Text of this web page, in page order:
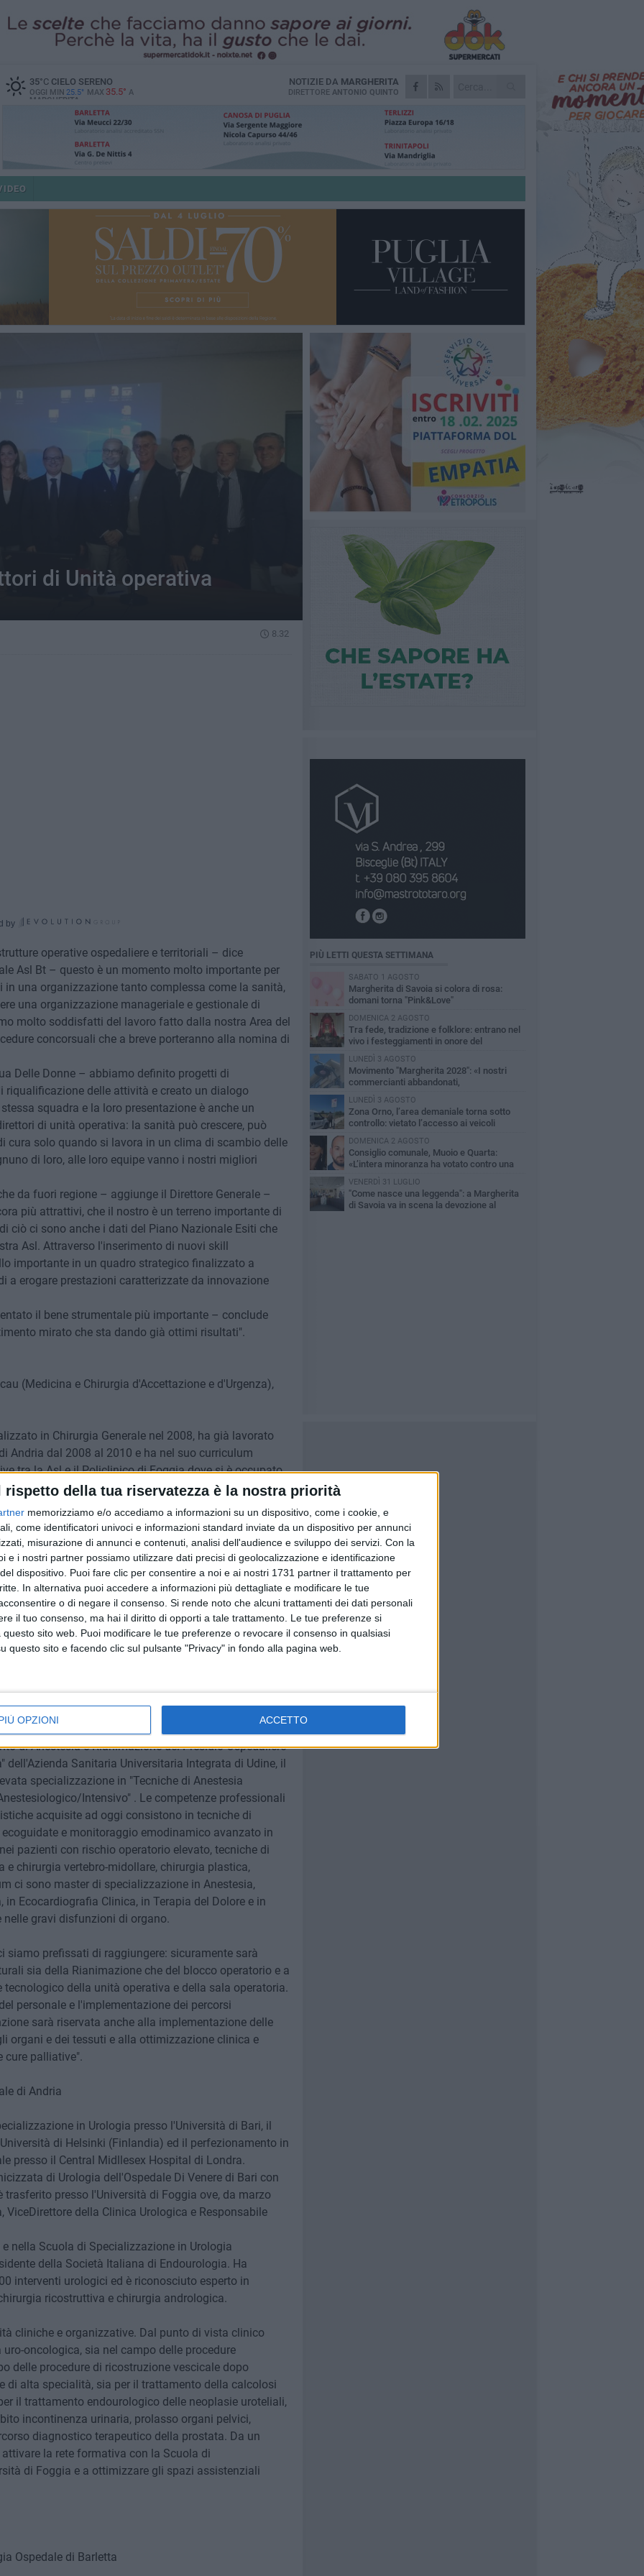
rispetto della tua riservatezza è la nostra priorità
memorizziamo e/o accediamo a informazioni su un dispositivo, come i cookie, e
come identificatori univoci e informazioni standard inviate da un dispositivo per annunci
misurazione di annunci e contenuti, analisi dell'audience e sviluppo dei servizi. Con la
e i nostri partner possiamo utilizzare dati precisi di geolocalizzazione e identificazione
dispositivo. Puoi fare clic per consentire a noi e ai nostri 1731 partner il trattamento per
In alternativa puoi accedere a informazioni più dettagliate e modificare le tue
o di negare il consenso. Si rende noto che alcuni trattamenti dei dati personali
il tuo consenso, ma hai il diritto di opporti a tale trattamento. Le tue preferenze si
sito web. Puoi modificare le tue preferenze o revocare il consenso in qualsiasi
questo sito e facendo clic sul pulsante "Privacy" in fondo alla pagina web.
OPZIONI ACCETTO
35°CCIELO SERENO
OGGI MIN 25.5° MAX 35.5° A
MARGHERITA
NOTIZIE DA MARGHERITA
DIRETTORE ANTONIO QUINTO
di Unità operativa
8.32
by
operative ospedaliere e territoriali – dice
Asl Bt – questo è un momento molto importante per
in una organizzazione tanto complessa come la sanità,
una organizzazione manageriale e gestionale di
molto soddisfatti del lavoro fatto dalla nostra Area del
concorsuali che a breve porteranno alla nomina di
Delle Donne – abbiamo definito progetti di
delle attività e creato un dialogo
squadra e la loro presentazione è anche un
di unità operativa: la sanità può crescere, può
cura solo quando si lavora in un clima di scambio delle
di loro, alle loro equipe vanno i nostri migliori
da fuori regione – aggiunge il Direttore Generale –
più attrattivi, che il nostro è un terreno importante di
ciò ci sono anche i dati del Piano Nazionale Esiti che
Asl. Attraverso l'inserimento di nuovi skill
importante in un quadro strategico finalizzato a
a erogare prestazioni caratterizzate da innovazione
il bene strumentale più importante – conclude
mirato che sta dando già ottimi risultati".
(Medicina e Chirurgia d'Accettazione e d'Urgenza),
in Chirurgia Generale nel 2008, ha già lavorato
Andria dal 2008 al 2010 e ha nel suo curriculum
tra la Asl e il Policlinico di Foggia dove si è occupato
redatto e curato l'applicazione di diversi percorsi
nell'ambito dell'emergenza-urgenza e ha svolto
pubblicazioni su riviste internazionali.
scientifica e l'addestramento iso risorse di tutto il
implementare il ricorso ai percorsi diagnostico
alle consulenza specialistiche, i ricoveri impropri,
la spesa farmaceutica. Sarà poi necessario
per creare un Nucleo Assistenziale Avanzato che
giallo e verde, di ottimizzare la fase di triage, di
e Stroke e di razionalizzare le risorse umane".
Rianimazione Ospedale di Barletta
di Anestesia e Rianimazione del Presidio Ospedaliero
dell'Azienda Sanitaria Universitaria Integrata di Udine, il
specializzazione in "Tecniche di Anestesia
Intensivo" . Le competenze professionali
acquisite ad oggi consistono in tecniche di
e monitoraggio emodinamico avanzato in
pazienti con rischio operatorio elevato, tecniche di
e chirurgia vertebro-midollare, chirurgia plastica,
ci sono master di specializzazione in Anestesia,
Ecocardiografia Clinica, in Terapia del Dolore e in
gravi disfunzioni di organo.
prefissati di raggiungere: sicuramente sarà
sia della Rianimazione che del blocco operatorio e a
della unità operativa e della sala operatoria.
personale e l'implementazione dei percorsi
sarà riservata anche alla implementazione delle
organi e dei tessuti e alla ottimizzazione clinica e
cure palliative".
di Andria
in Urologia presso l'Università di Bari, il
di Helsinki (Finlandia) ed il perfezionamento in
presso il Central Midllesex Hospital di Londra.
di Urologia dell'Ospedale Di Venere di Bari con
presso l'Università di Foggia ove, da marzo
ViceDirettore della Clinica Urologica e Responsabile
nella Scuola di Specializzazione in Urologia
della Società Italiana di Endourologia. Ha
interventi urologici ed è riconosciuto esperto in
ricostruttiva e chirurgia andrologica.
cliniche e organizzative. Dal punto di vista clinico
oncologica, sia nel campo delle procedure
delle procedure di ricostruzione vescicale dopo
di alta specialità, sia per il trattamento della calcolosi
il trattamento endourologico delle neoplasie uroteliali,
incontinenza urinaria, prolasso organi pelvici,
diagnostico terapeutico della prostata. Da un
la rete formativa con la Scuola di
di Foggia e a ottimizzare gli spazi assistenziali
Ospedale di Barletta
PIÙ LETTI QUESTA SETTIMANA
SABATO 1 AGOSTO
Margherita di Savoia si colora di rosa:
domani torna "Pink&Love"
DOMENICA 2 AGOSTO
Tra fede, tradizione e folklore: entrano nel
vivo i festeggiamenti in onore del
Santissimo Salvatore
LUNEDÌ 3 AGOSTO
Movimento "Margherita 2028": «I nostri
commercianti abbandonati,
l'amministrazione Lodispoto affossa la città»
LUNEDÌ 3 AGOSTO
Zona Orno, l’area demaniale torna sotto
controllo: vietato l’accesso ai veicoli
DOMENICA 2 AGOSTO
Consiglio comunale, Muoio e Quarta:
«L’intera minoranza ha votato contro una
delibera che aumenta la TARI»
VENERDÌ 31 LUGLIO
"Come nasce una leggenda": a Margherita
di Savoia va in scena la devozione al